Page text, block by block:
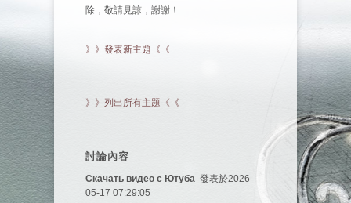
除，敬請見諒，謝謝！
》》發表新主題《《
》》列出所有主題《《
討論內容
Скачать видео с Ютуба 發表於2026-
05-17 07:29:05